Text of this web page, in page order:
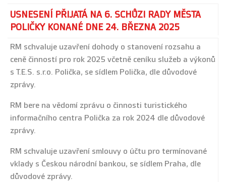
USNESENÍ PŘIJATÁ NA 6. SCHŮZI RADY MĚSTA
POLIČKY KONANÉ DNE 24. BŘEZNA 2025
RM schvaluje uzavření dohody o stanovení rozsahu a
ceně činností pro rok 2025 včetně ceníku služeb a výkonů
s T.E.S. s.r.o. Polička, se sídlem Polička, dle důvodové
zprávy.
RM bere na vědomí zprávu o činnosti turistického
informačního centra Polička za rok 2024 dle důvodové
zprávy.
RM schvaluje uzavření smlouvy o účtu pro termínované
vklady s Českou národní bankou, se sídlem Praha, dle
důvodové zprávy.